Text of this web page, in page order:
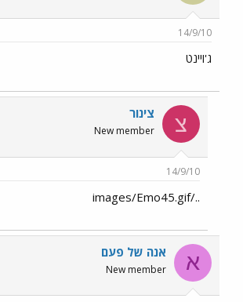
14/9/10
ג'ויינט
צ צינור
New member
14/9/10
../images/Emo45.gif
א אנה של פעם
New member